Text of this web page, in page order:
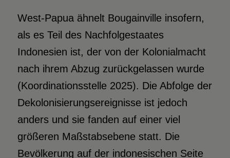
West-Papua ähnelt Bougainville insofern,
als es Teil des Nachfolgestaates
Indonesien ist, der von der Kolonialmacht
nach ihrem Abzug zurückgelassen wurde
(Koordinationsstelle 2025). Die Abfolge der
Dekolonisierungsereignisse ist jedoch
anders und sie fanden auf einer viel
größeren Maßstabsebene statt. Die
Bevölkerung auf der indonesischen Seite